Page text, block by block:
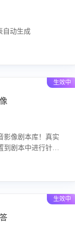
自动生成
生效中
影像剧本库！真实
到剧本中进行针对
本，一键开启客服
生效中